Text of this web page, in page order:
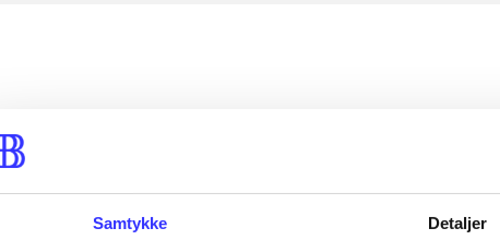
Samtykke Detaljer